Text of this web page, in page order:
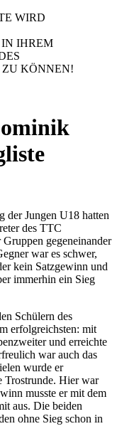
WIRD
IHREM
KÖNNEN!
der Jungen U18 hatten
des TTC
gegeneinander
war es schwer,
kein Satzgewinn und
immerhin ein Sieg
Schülern des
erfolgreichsten: mit
und erreichte
war auch das
wurde er
Trostrunde. Hier war
musste er mit dem
aus. Die beiden
ohne Sieg schon in